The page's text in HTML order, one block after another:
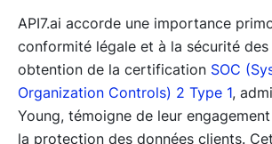
API7.ai accorde une importance
conformité légale et à la sécurité des
obtention de la certification SOC
Organization Controls) 2 Type 1,
Young, témoigne de leur
la protection des données clients.